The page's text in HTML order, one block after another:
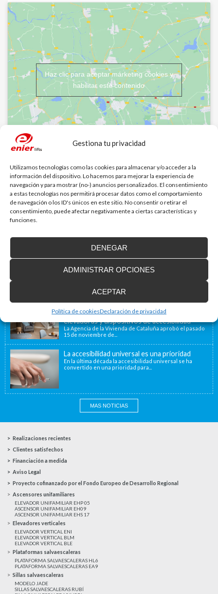
Gestiona tu privacidad
Utilizamos tecnologías como las cookies para almacenar y/o acceder a la
información del dispositivo. Lo hacemos para mejorar la experiencia de
navegación y para mostrar (no-) anuncios personalizados. El consentimiento
a estas tecnologías nos permitirá procesar datos como el comportamiento
de navegación o los ID's únicos en este sitio. No consentir o retirar el
consentimiento, puede afectar negativamente a ciertas características y
funciones.
ACEPTAR
DENEGAR
ADMINISTRAR OPCIONES
Política de cookiesDeclaración de privacidad
Haz clic para aceptar márketing cookies y
habilitar este contenido
Blog de accesibilidad
La importancia de la accesibilidad
¿Sabías que un 80% de las viviendas de nuestro país no
Francia
Nueva convocatoria de ayudas para la
instalación de ascensores, plataformas
elevadoras y dispositivos de accesibilidad
La Agencia de la Vivienda de Cataluña aprobó el pasado
15 de noviembre de...
La accesibilidad universal es una prioridad
En la última década la accesibilidad universal se ha
convertido en una prioridad para...
MAS NOTICIAS
Realizaciones recientes
Clientes satisfechos
Financiación a medida
Aviso Legal
Proyecto cofinanzado por el Fondo Europeo de Desarrollo Regional
Ascensores unifamiliares
ELEVADOR UNIFAMILIAR EHP 05
ASCENSOR UNIFAMILIAR EH09
ASCENSOR UNIFAMILIAR EHS 17
Elevadores verticales
ELEVADOR VERTICAL ENI
ELEVADOR VERTICAL BLM
ELEVADOR VERTICAL BLE
Plataformas salvaescaleras
PLATAFORMA SALVAESCALERAS HL6
PLATAFORMA SALVAESCALERAS EA9
Sillas salvaescaleras
MODELO JADE
SILLAS SALVAESCALERAS RUBÍ